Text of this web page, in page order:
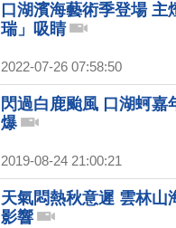
口湖濱海藝術季登場 主
瑞」吸睛
2022-07-26 07:58:50
閃過白鹿颱風 口湖蚵嘉
爆
2019-08-24 21:00:21
天氣悶熱秋意遲 雲林山
影響